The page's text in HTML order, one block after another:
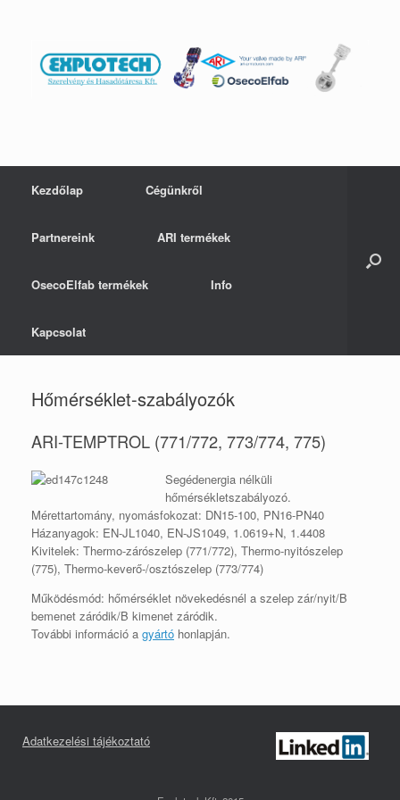
Kezdőlap Cégünkről
Partnereink ARI termékek
OsecoElfab termékek Info
Kapcsolat
Hőmérséklet-szabályozók
ARI-TEMPTROL (771/772, 773/774, 775)
Segédenergia nélküli
hőmérsékletszabályozó.
Mérettartomány, nyomásfokozat: DN15-100, PN16-PN40
Házanyagok: EN-JL1040, EN-JS1049, 1.0619+N, 1.4408
Kivitelek: Thermo-zárószelep (771/772), Thermo-nyitószelep
(775), Thermo-keverő-/osztószelep (773/774)
Működésmód: hőmérséklet növekedésnél a szelep zár/nyit/B
bemenet záródik/B kimenet záródik.
További információ a gyártó honlapján.
Adatkezelési tájékoztató